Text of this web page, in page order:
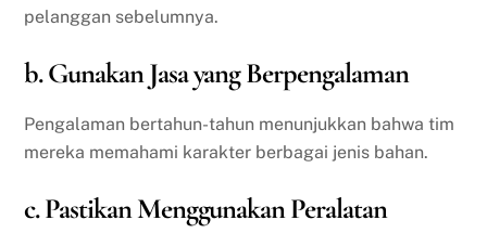
pelanggan sebelumnya.
b. Gunakan Jasa yang Berpengalaman
Pengalaman bertahun-tahun menunjukkan bahwa tim
mereka memahami karakter berbagai jenis bahan.
c. Pastikan Menggunakan Peralatan